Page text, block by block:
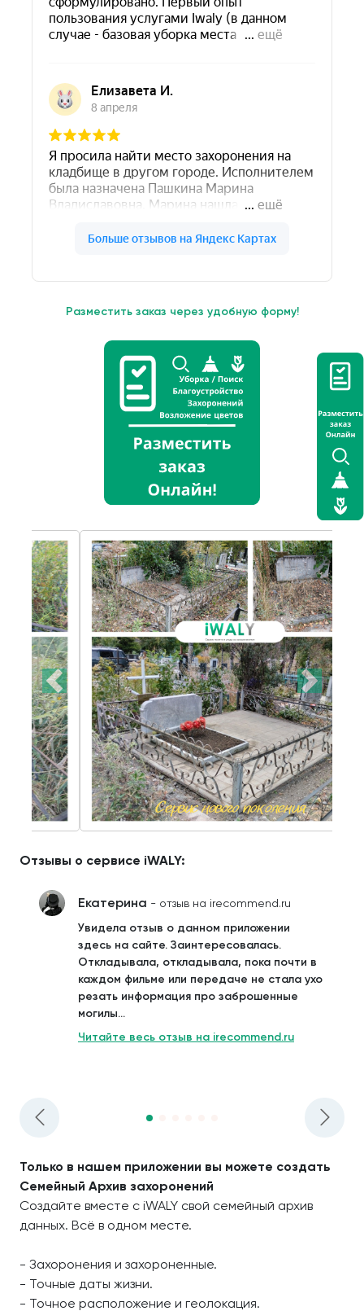
Разместить заказ через удобную форму!
Отзывы о сервисе iWALY:
Екатерина - отзыв на irecommend.ru
Увидела отзыв о данном приложении
здесь на сайте. Заинтересовалась.
Откладывала, откладывала, пока почти в
каждом фильме или передаче не стала ухо
резать информация про заброшенные
могилы...
Читайте весь отзыв на irecommend.ru
Только в нашем приложении вы можете создать
Семейный Архив захоронений
Создайте вместе с iWALY свой семейный архив
данных. Всё в одном месте.
- Захоронения и захороненные.
- Точные даты жизни.
- Точное расположение и геолокация.